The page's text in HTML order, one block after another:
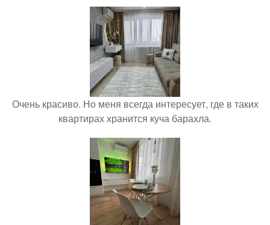
Очень красиво. Но меня всегда интересует, где в таких
квартирах хранится куча барахла.